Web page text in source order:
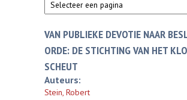
VAN PUBLIEKE DEVOTIE NAAR
ORDE: DE STICHTING VAN HET
SCHEUT
Auteurs:
Stein, Robert